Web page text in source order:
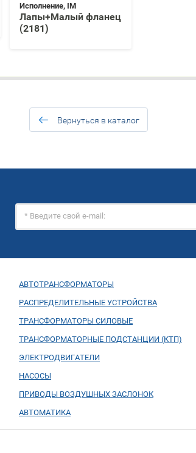
Исполнение, IM
Лапы+Малый фланец
(2181)
Вернуться в каталог
АВТОТРАНСФОРМАТОРЫ
РАСПРЕДЕЛИТЕЛЬНЫЕ УСТРОЙСТВА
ТРАНСФОРМАТОРЫ СИЛОВЫЕ
ТРАНСФОРМАТОРНЫЕ ПОДСТАНЦИИ (КТП)
ЭЛЕКТРОДВИГАТЕЛИ
НАСОСЫ
ПРИВОДЫ ВОЗДУШНЫХ ЗАСЛОНОК
АВТОМАТИКА